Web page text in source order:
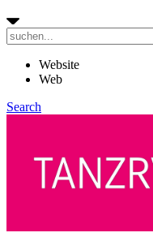
Website
Web
Search